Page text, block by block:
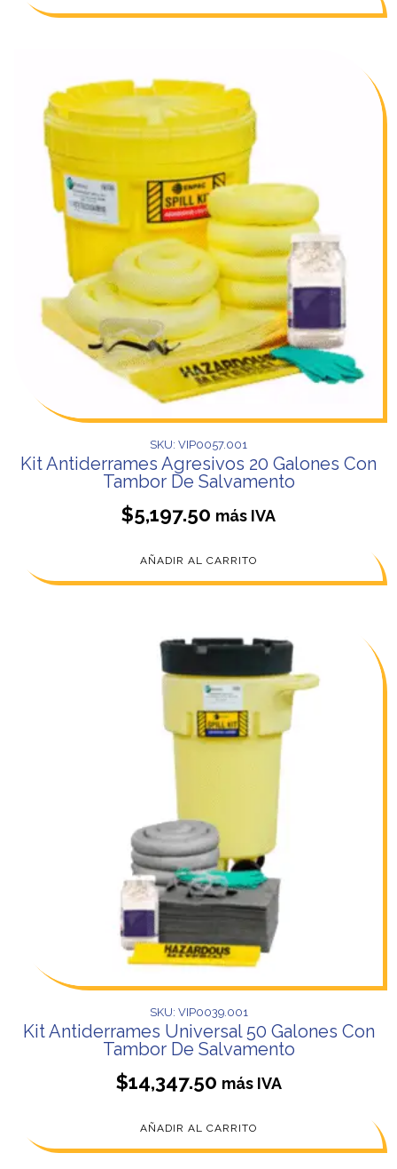
SKU: VIP0057.001
Kit Antiderrames Agresivos 20 Galones Con
Tambor De Salvamento
$5,197.50 más IVA
AÑADIR AL CARRITO
SKU: VIP0039.001
Kit Antiderrames Universal 50 Galones Con
Tambor De Salvamento
$14,347.50 más IVA
AÑADIR AL CARRITO